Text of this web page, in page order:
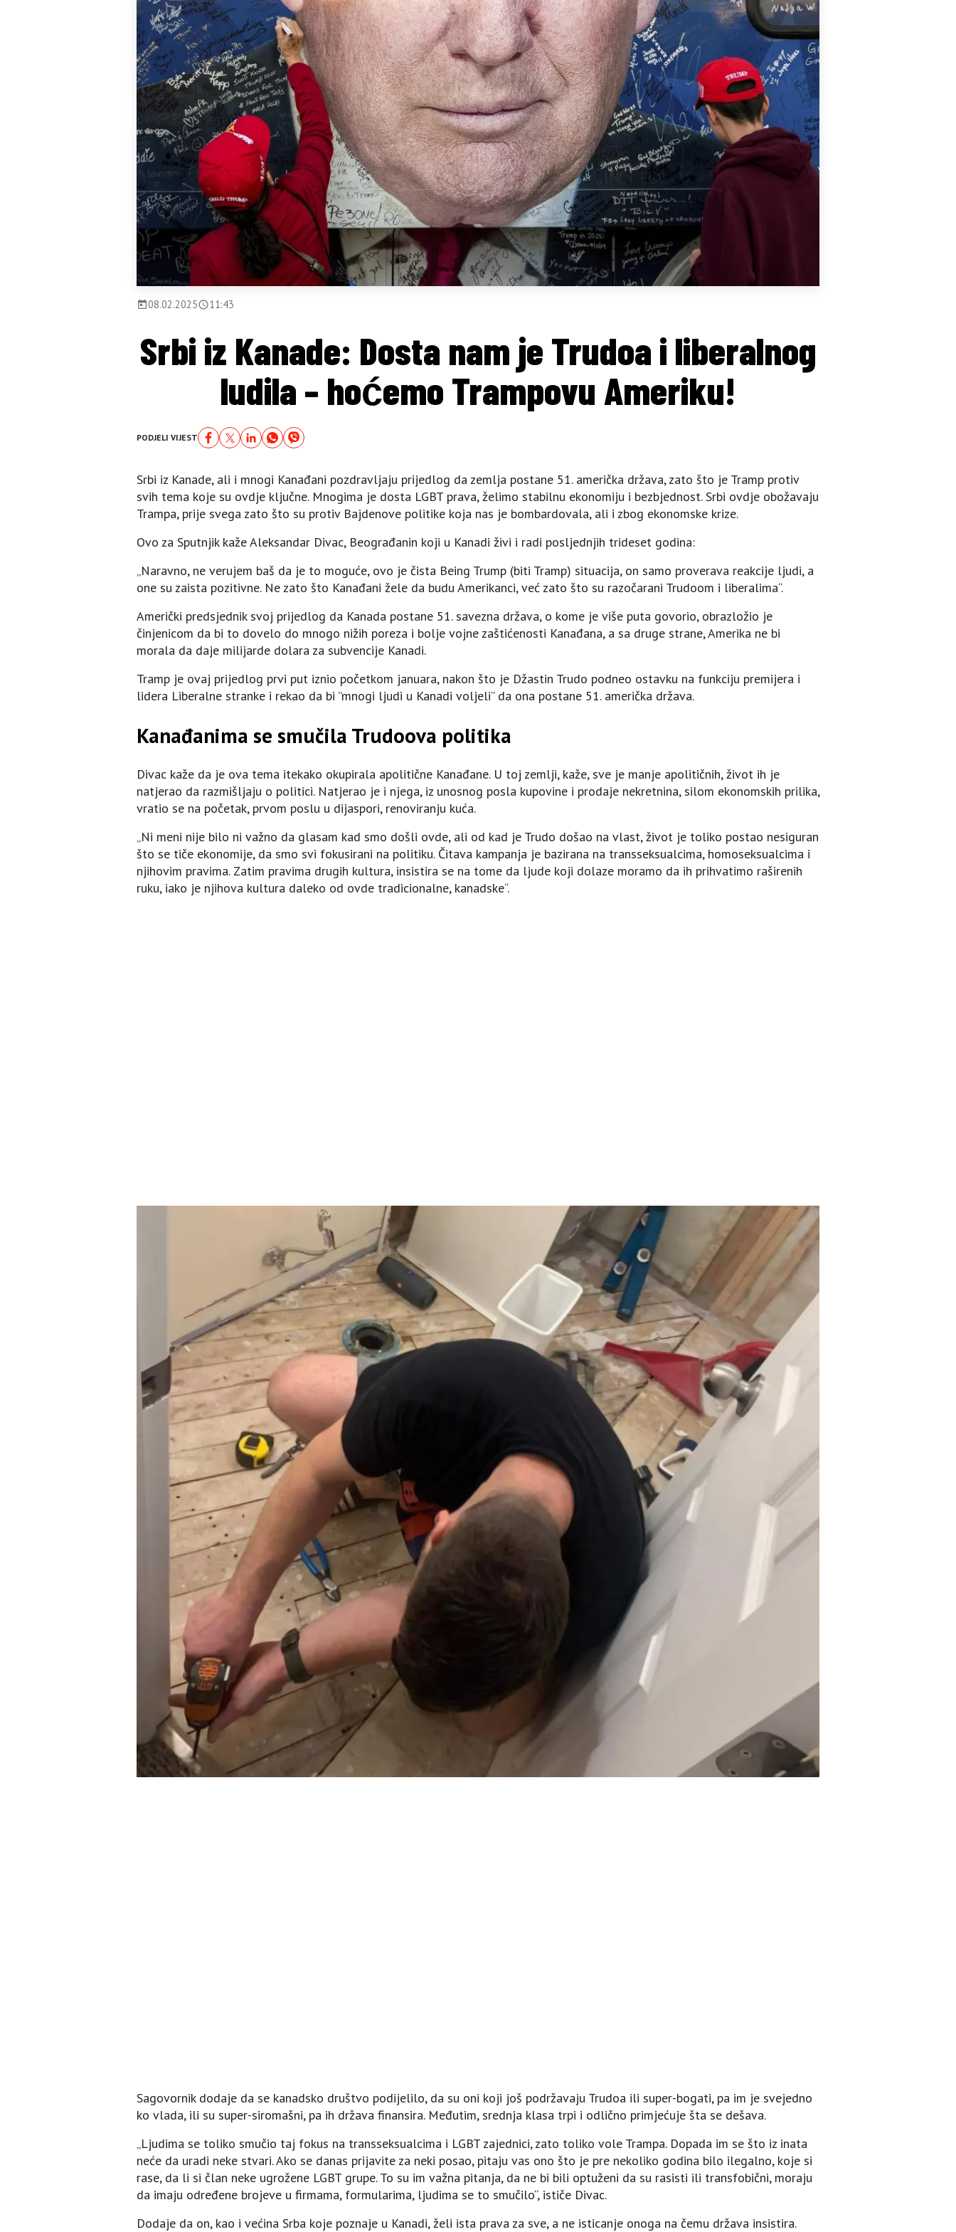
08.02.2025 11:43
Srbi iz Kanade: Dosta nam je Trudoa i liberalnog
ludila – hoćemo Trampovu Ameriku!
PODJELI VIJEST
Srbi iz Kanade, ali i mnogi Kanađani pozdravljaju prijedlog da zemlja postane 51. američka država, zato što je Tramp protiv
svih tema koje su ovdje ključne. Mnogima je dosta LGBT prava, želimo stabilnu ekonomiju i bezbjednost. Srbi ovdje obožavaju
Trampa, prije svega zato što su protiv Bajdenove politike koja nas je bombardovala, ali i zbog ekonomske krize.
Ovo za Sputnjik kaže Aleksandar Divac, Beograđanin koji u Kanadi živi i radi posljednjih trideset godina:
„Naravno, ne verujem baš da je to moguće, ovo je čista Being Trump (biti Tramp) situacija, on samo proverava reakcije ljudi, a
one su zaista pozitivne. Ne zato što Kanađani žele da budu Amerikanci, već zato što su razočarani Trudoom i liberalima“.
Američki predsjednik svoj prijedlog da Kanada postane 51. savezna država, o kome je više puta govorio, obrazložio je
činjenicom da bi to dovelo do mnogo nižih poreza i bolje vojne zaštićenosti Kanađana, a sa druge strane, Amerika ne bi
morala da daje milijarde dolara za subvencije Kanadi.
Tramp je ovaj prijedlog prvi put iznio početkom januara, nakon što je Džastin Trudo podneo ostavku na funkciju premijera i
lidera Liberalne stranke i rekao da bi ”mnogi ljudi u Kanadi voljeli” da ona postane 51. američka država.
Kanađanima se smučila Trudoova politika
Divac kaže da je ova tema itekako okupirala apolitične Kanađane. U toj zemlji, kaže, sve je manje apolitičnih, život ih je
natjerao da razmišljaju o politici. Natjerao je i njega, iz unosnog posla kupovine i prodaje nekretnina, silom ekonomskih prilika,
vratio se na početak, prvom poslu u dijaspori, renoviranju kuća.
„Ni meni nije bilo ni važno da glasam kad smo došli ovde, ali od kad je Trudo došao na vlast, život je toliko postao nesiguran
što se tiče ekonomije, da smo svi fokusirani na politiku. Čitava kampanja je bazirana na transseksualcima, homoseksualcima i
njihovim pravima. Zatim pravima drugih kultura, insistira se na tome da ljude koji dolaze moramo da ih prihvatimo raširenih
ruku, iako je njihova kultura daleko od ovde tradicionalne, kanadske“.
Sagovornik dodaje da se kanadsko društvo podijelilo, da su oni koji još podržavaju Trudoa ili super-bogati, pa im je svejedno
ko vlada, ili su super-siromašni, pa ih država finansira. Međutim, srednja klasa trpi i odlično primjećuje šta se dešava.
„Ljudima se toliko smučio taj fokus na transseksualcima i LGBT zajednici, zato toliko vole Trampa. Dopada im se što iz inata
neće da uradi neke stvari. Ako se danas prijavite za neki posao, pitaju vas ono što je pre nekoliko godina bilo ilegalno, koje si
rase, da li si član neke ugrožene LGBT grupe. To su im važna pitanja, da ne bi bili optuženi da su rasisti ili transfobični, moraju
da imaju određene brojeve u firmama, formularima, ljudima se to smučilo“, ističe Divac.
Dodaje da on, kao i većina Srba koje poznaje u Kanadi, želi ista prava za sve, a ne isticanje onoga na čemu država insistira.